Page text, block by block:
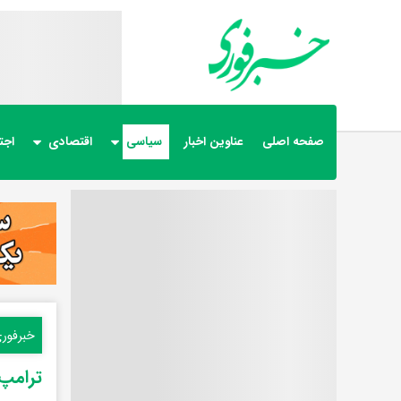
صفحه اصلی عناوین اخبار سیاسی اقتصادی